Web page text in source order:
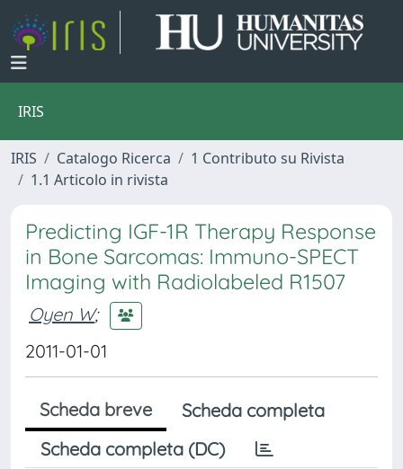
IRIS
IRIS Catalogo Ricerca
1 Contributo su Rivista
1.1 Articolo in rivista
Predicting IGF-1R Therapy Response
in Bone Sarcomas: Immuno-SPECT
Imaging with Radiolabeled R1507
Oyen W;
2011-01-01
Scheda breve
Scheda completa
Scheda completa (DC)